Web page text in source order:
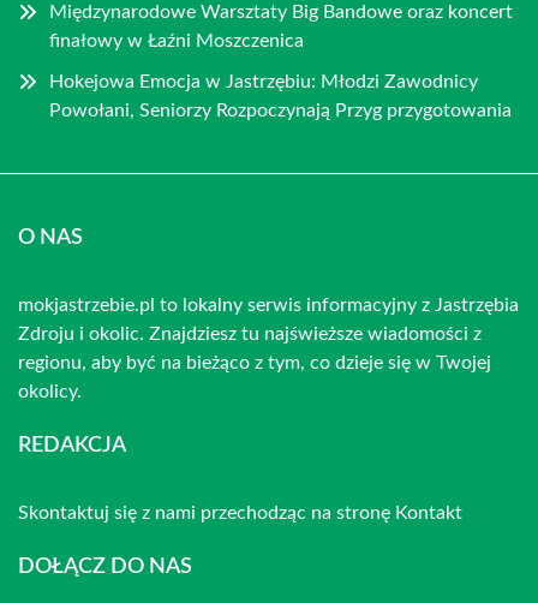
Międzynarodowe Warsztaty Big Bandowe oraz koncert
finałowy w Łaźni Moszczenica
Hokejowa Emocja w Jastrzębiu: Młodzi Zawodnicy
Powołani, Seniorzy Rozpoczynają Przyg przygotowania
O NAS
mokjastrzebie.pl to lokalny serwis informacyjny z Jastrzębia
Zdroju i okolic. Znajdziesz tu najświeższe wiadomości z
regionu, aby być na bieżąco z tym, co dzieje się w Twojej
okolicy.
REDAKCJA
Skontaktuj się z nami przechodząc na stronę Kontakt
DOŁĄCZ DO NAS